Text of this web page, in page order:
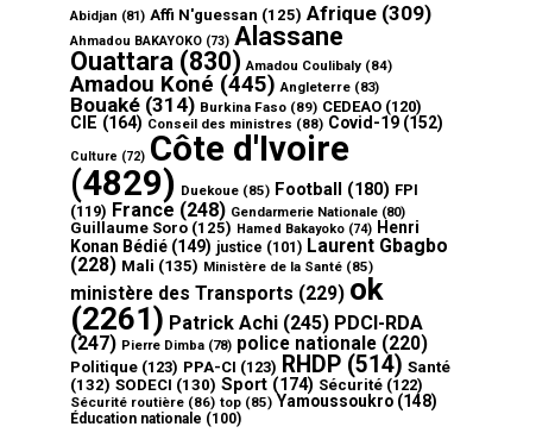
Abidjan (81) Affi N'guessan (125) Afrique (309)
Ahmadou BAKAYOKO (73) Alassane
Ouattara (830) Amadou Coulibaly (84)
Amadou Koné (445) Angleterre (83)
Bouaké (314) Burkina Faso (89) CEDEAO (120)
CIE (164) Conseil des ministres (88) Covid-19 (152)
Culture (72) Côte d'Ivoire
(4829) Duekoue (85) Football (180) FPI
(119) France (248) Gendarmerie Nationale (80)
Guillaume Soro (125) Hamed Bakayoko (74) Henri
Konan Bédié (149) justice (101) Laurent Gbagbo
(228) Mali (135) Ministère de la Santé (85)
ministère des Transports (229) ok
(2261) Patrick Achi (245) PDCI-RDA
(247) Pierre Dimba (78) police nationale (220)
Politique (123) PPA-CI (123) RHDP (514) Santé
(132) SODECI (130) Sport (174) Sécurité (122)
Sécurité routière (86) top (85) Yamoussoukro (148)
Éducation nationale (100)